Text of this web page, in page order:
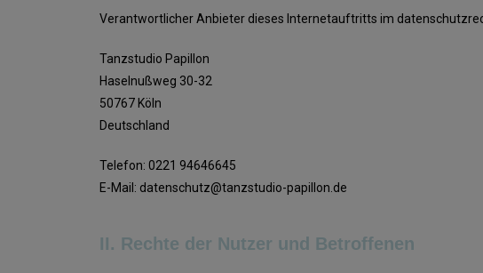
Verantwortlicher Anbieter dieses Internetauftritts im
Tanzstudio Papillon
Haselnußweg 30-32
50767 Köln
Deutschland
Telefon: 0221 94646645
E-Mail: datenschutz@tanzstudio-papillon.de
II. Rechte der Nutzer und Betroffenen